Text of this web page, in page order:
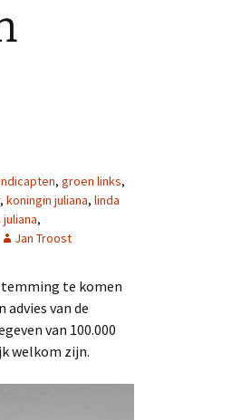
, groen links,
, koningin juliana, linda
,
Jan Troost
te komen
advies van de
van 100.000
welkom zijn.